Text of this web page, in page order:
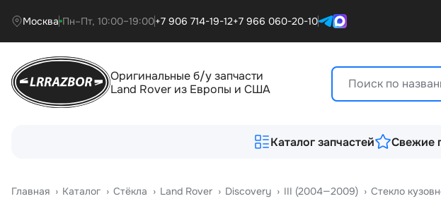
Москва Пн–Пт, 10:00–19:00+7 906 714-19-12+7 966 060-20-10
Оригинальные б/у запчасти
Land Rover из Европы и США
Каталог запчастей Свежие
Главная › Катало › Стёкла › Land Rover › Discovery › III (2004—2009) › Стекло